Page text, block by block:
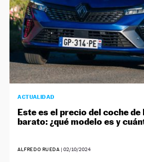
ACTUALIDAD
Este es el precio del coche de
barato: ¿qué modelo es y
ALFREDO RUEDA |02/10/2024